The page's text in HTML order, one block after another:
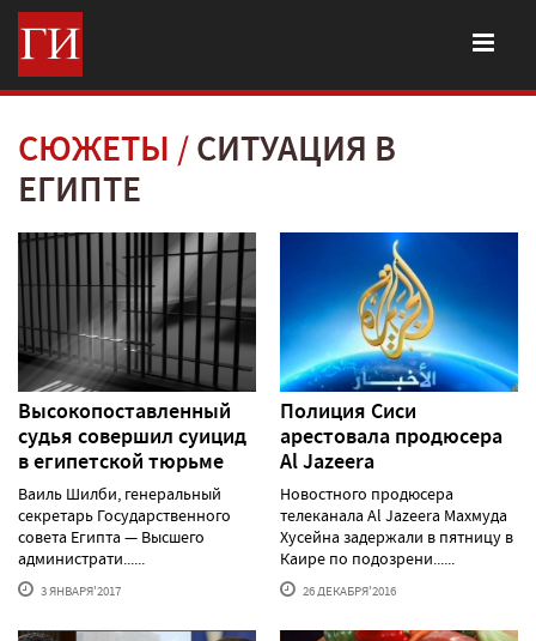
СЮЖЕТЫ
СИТУАЦИЯ В
ЕГИПТЕ
Высокопоставленный
судья совершил суицид
в египетской тюрьме
Ваиль Шилби, генеральный
секретарь Государственного
совета Египта — Высшего
администрати......
3 ЯНВАРЯ'2017
Полиция Сиси
арестовала продюсера
Al Jazeera
Новостного продюсера
телеканала Al Jazeera Махмуда
Хусейна задержали в пятницу в
Каире по подозрени......
26 ДЕКАБРЯ'2016